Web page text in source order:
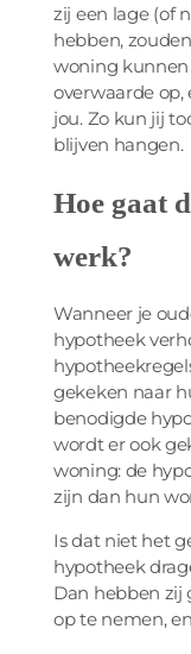
zij een lage (of
hebben,
woning
overwaarde op,
jou. Zo kun jij
blijven hangen.
Hoe gaat
werk?
Wanneer je
hypotheek
gekeken naar
benodigde
wordt er ook
woning: de
zijn dan hun
Is dat niet het
hypotheek
Dan hebben zij
op te nemen,